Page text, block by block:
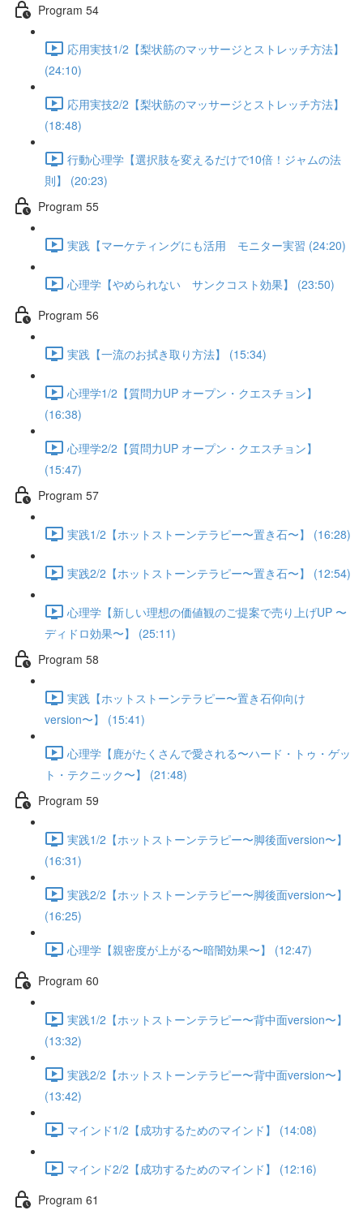
Program 54
応用実技1/2【梨状筋のマッサージとストレッチ方法】
(24:10)
応用実技2/2【梨状筋のマッサージとストレッチ方法】
(18:48)
行動心理学【選択肢を変えるだけで10倍！ジャムの法
則】 (20:23)
Program 55
実践【マーケティングにも活用 モニター実習 (24:20)
心理学【やめられない サンクコスト効果】 (23:50)
Program 56
実践【一流のお拭き取り方法】 (15:34)
心理学1/2【質問力UP オープン・クエスチョン】
(16:38)
心理学2/2【質問力UP オープン・クエスチョン】
(15:47)
Program 57
実践1/2【ホットストーンテラピー〜置き石〜】 (16:28)
実践2/2【ホットストーンテラピー〜置き石〜】 (12:54)
心理学【新しい理想の価値観のご提案で売り上げUP 〜
ディドロ効果〜】 (25:11)
Program 58
実践【ホットストーンテラピー〜置き石仰向け
version〜】 (15:41)
心理学【鹿がたくさんで愛される〜ハード・トゥ・ゲッ
ト・テクニック〜】 (21:48)
Program 59
実践1/2【ホットストーンテラピー〜脚後面version〜】
(16:31)
実践2/2【ホットストーンテラピー〜脚後面version〜】
(16:25)
心理学【親密度が上がる〜暗闇効果〜】 (12:47)
Program 60
実践1/2【ホットストーンテラピー〜背中面version〜】
(13:32)
実践2/2【ホットストーンテラピー〜背中面version〜】
(13:42)
マインド1/2【成功するためのマインド】 (14:08)
マインド2/2【成功するためのマインド】 (12:16)
Program 61